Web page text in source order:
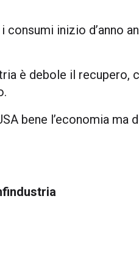
inizio d’anno
è debole il recupero,
bene l’economia ma